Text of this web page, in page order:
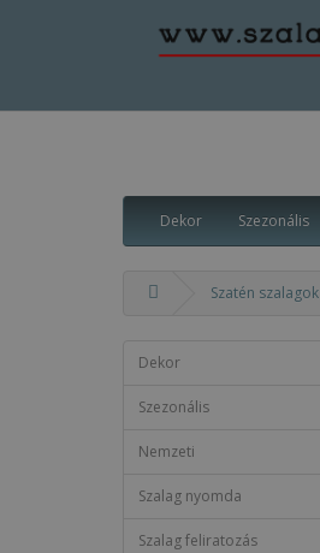
Dekor Szezonális
Szatén szalagok
Dekor
Szezonális
Nemzeti
Szalag nyomda
Szalag feliratozás